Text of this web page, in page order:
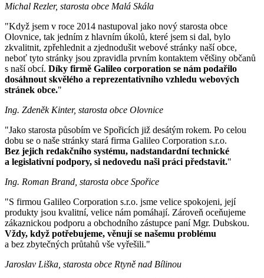
Michal Rezler, starosta obce Malá Skála
"Když jsem v roce 2014 nastupoval jako nový starosta obce
Olovnice, tak jedním z hlavním úkolů, které jsem si dal, bylo
zkvalitnit, zpřehlednit a zjednodušit webové stránky naší obce,
neboť tyto stránky jsou zpravidla prvním kontaktem většiny občanů
s naší obcí. Díky firmě Galileo corporation se nám podařilo
dosáhnout skvělého a reprezentativního vzhledu webových
stránek obce."
Ing. Zdeněk Kinter, starosta obce Olovnice
"Jako starosta působím ve Spořicích již desátým rokem. Po celou
dobu se o naše stránky stará firma Galileo Corporation s.r.o.
Bez jejich redakčního systému, nadstandardní technické
a legislativní podpory, si nedovedu naši práci představit."
Ing. Roman Brand, starosta obce Spořice
"S firmou Galileo Corporation s.r.o. jsme velice spokojeni, její
produkty jsou kvalitní, velice nám pomáhají. Zároveň oceňujeme
zákaznickou podporu a obchodního zástupce paní Mgr. Dubskou.
Vždy, když potřebujeme, věnují se našemu problému
a bez zbytečných průtahů vše vyřešili."
Jaroslav Liška, starosta obce Rtyně nad Bílinou